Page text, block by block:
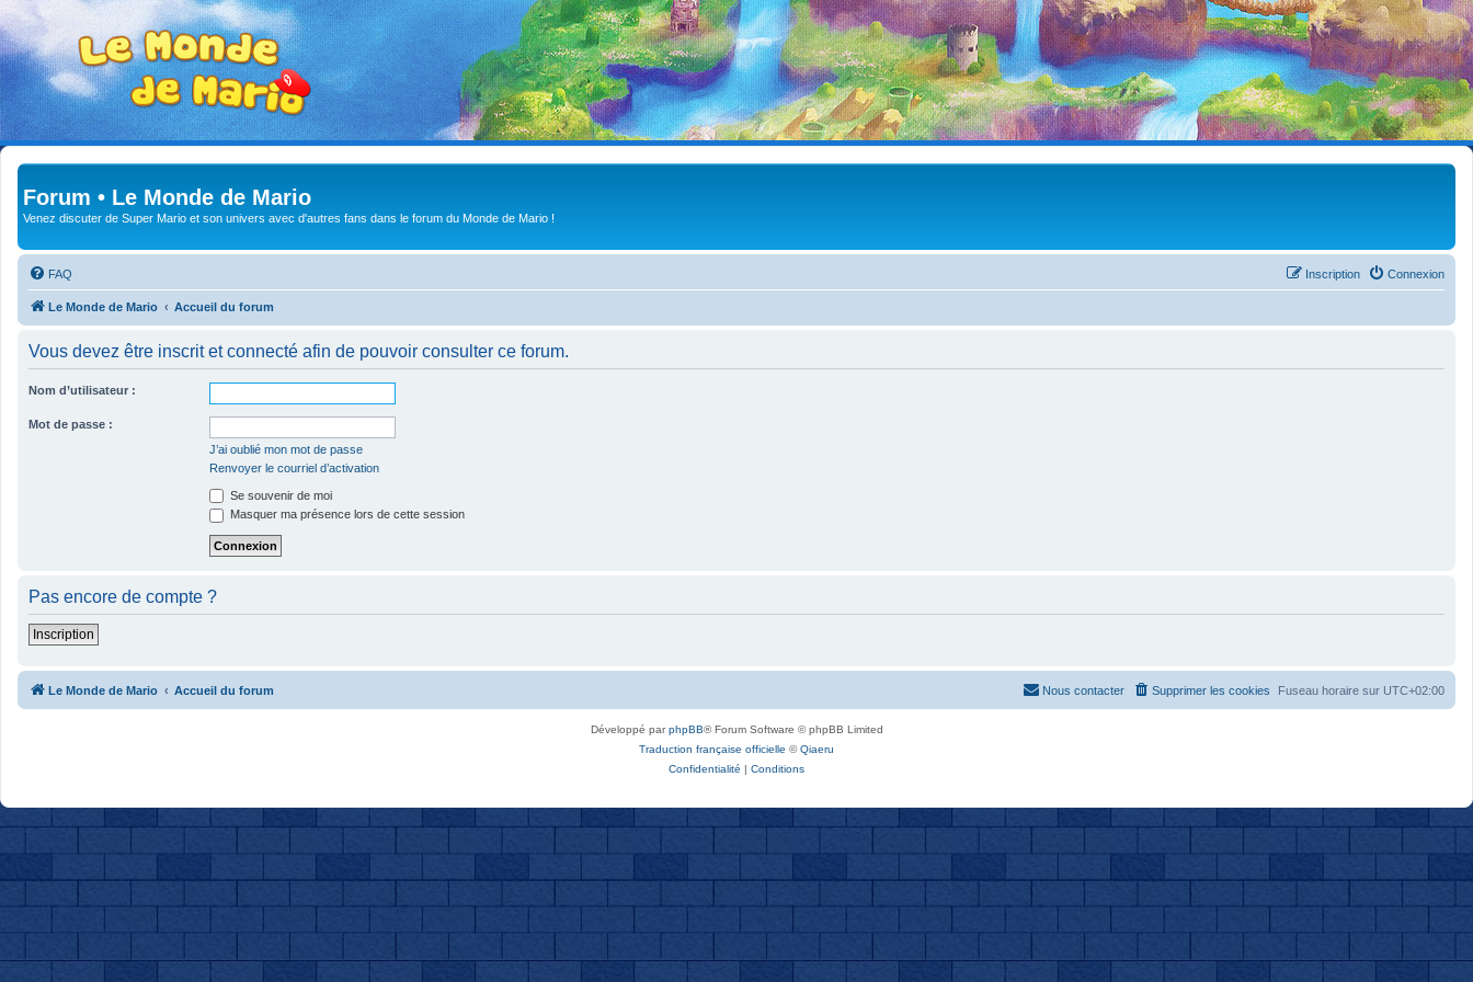
Forum • Le Monde de Mario
Venez discuter de Super Mario et son univers avec d'autres fans dans le forum du Monde de Mario !
FAQ Connexion
Inscription
Le Monde de Mario Accueil du forum
Vous devez être inscrit et connecté afin de pouvoir consulter ce forum.
Nom d’utilisateur :
Mot de passe :
J’ai oublié mon mot de passe
Renvoyer le courriel d’activation
Se souvenir de moi
Masquer ma présence lors de cette session
Pas encore de compte ?
Inscription
Le Monde de Mario Accueil du forum Fuseau horaire sur UTC+02:00
Supprimer les cookies
Nous contacter
Développé parphpBB® Forum Software © phpBB Limited
Traduction française officielle ©Qiaeru
Confidentialité | Conditions